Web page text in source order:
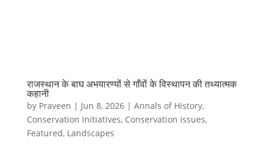
राजस्थान के बाघ अभयारण्यों से गाँवों के विस्थापन की तथ्यात्मक
कहानी
by Praveen | Jun 8, 2026| Annals of History,
Conservation Initiatives, Conservation Issues,
Featured, Landscapes